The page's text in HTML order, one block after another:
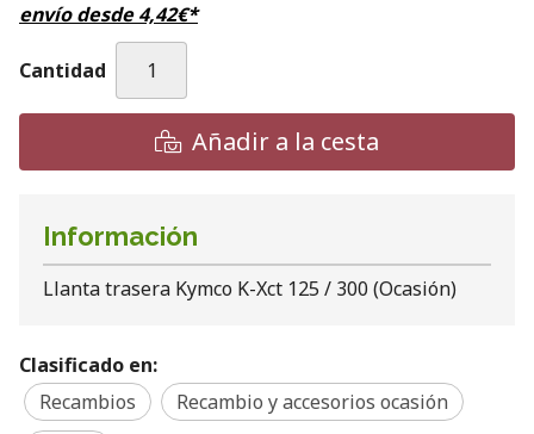
envío desde4,42€*
Cantidad
Añadir a la cesta
Información
Llanta trasera Kymco K-Xct 125 / 300 (Ocasión)
Clasificado en:
Recambios
Recambio y accesorios ocasión